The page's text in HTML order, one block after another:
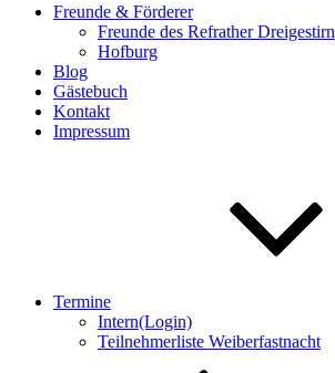
Freunde & Förderer
Freunde des Refrather Dreigestirn
Hofburg
Blog
Gästebuch
Kontakt
Impressum
Termine
Intern(Login)
Teilnehmerliste Weiberfastnacht